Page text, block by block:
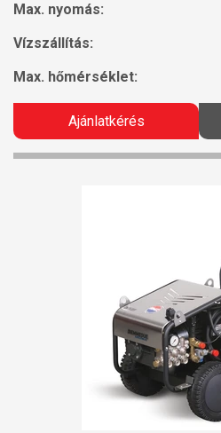
Max. nyomás:
Vízszállítás:
Max. hőmérséklet:
Ajánlatkérés